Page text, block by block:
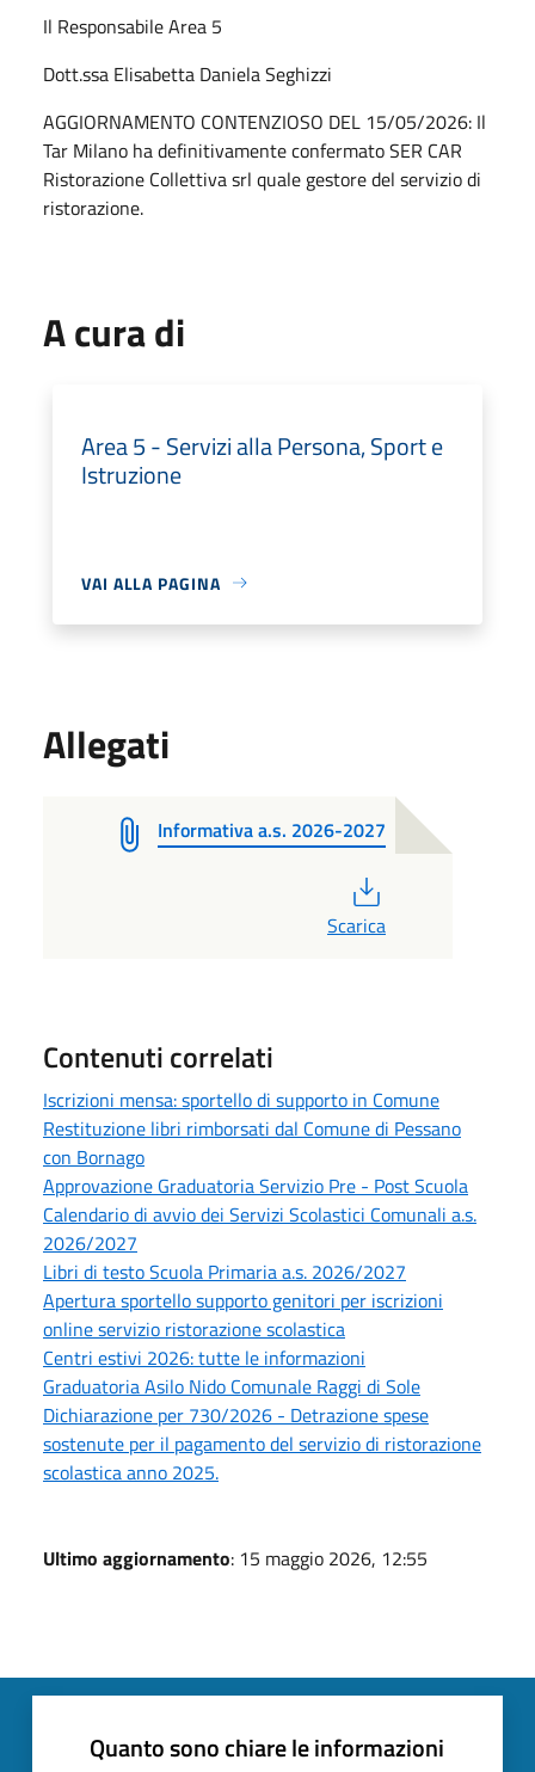
Il Responsabile Area 5
Dott.ssa Elisabetta Daniela Seghizzi
AGGIORNAMENTO CONTENZIOSO DEL 15/05/2026: Il
Tar Milano ha definitivamente confermato SER CAR
Ristorazione Collettiva srl quale gestore del servizio di
ristorazione.
A cura di
Area 5 - Servizi alla Persona, Sport e
Istruzione
VAI ALLA PAGINA
Allegati
Informativa a.s. 2026-2027
Scarica
Contenuti correlati
Iscrizioni mensa: sportello di supporto in Comune
Restituzione libri rimborsati dal Comune di Pessano
con Bornago
Approvazione Graduatoria Servizio Pre - Post Scuola
Calendario di avvio dei Servizi Scolastici Comunali a.s.
2026/2027
Libri di testo Scuola Primaria a.s. 2026/2027
Apertura sportello supporto genitori per iscrizioni
online servizio ristorazione scolastica
Centri estivi 2026: tutte le informazioni
Graduatoria Asilo Nido Comunale Raggi di Sole
Dichiarazione per 730/2026 - Detrazione spese
sostenute per il pagamento del servizio di ristorazione
scolastica anno 2025.
Ultimo aggiornamento: 15 maggio 2026, 12:55
Quanto sono chiare le informazioni